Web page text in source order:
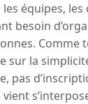
équipes,
besoin
Comme
sur la
pas